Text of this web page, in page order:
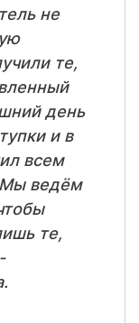
не
те,
день
и в
всем
ведём
те,